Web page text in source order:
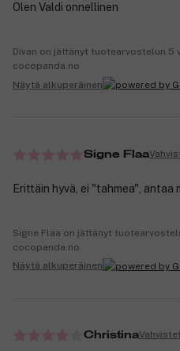
Olen Valdi onnellinen
Divan on jättänyt tuotearvostelun 5
cocopanda.no
Näytä alkuperäinen
Signe Flaa
Erittäin hyvä, ei "tahmea", antaa
Signe Flaa on jättänyt
cocopanda.no
Näytä alkuperäinen
Christina